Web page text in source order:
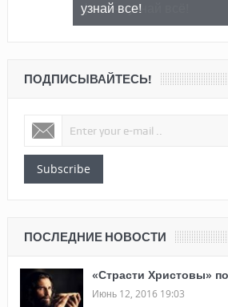
узнай все!
ПОДПИСЫВАЙТЕСЬ!
Subscribe
ПОСЛЕДНИЕ НОВОСТИ
«Страсти Христовы»
Июнь 12, 2016 19:03